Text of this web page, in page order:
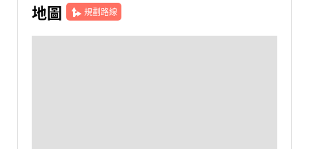
地圖 規劃路線